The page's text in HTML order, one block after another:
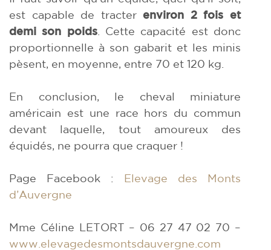
est capable de tracter environ 2 fois et
demi son poids. Cette capacité est donc
proportionnelle à son gabarit et les minis
pèsent, en moyenne, entre 70 et 120 kg.
En conclusion, le cheval miniature
américain est une race hors du commun
devant laquelle, tout amoureux des
équidés, ne pourra que craquer !
Page Facebook : Elevage des Monts
d’Auvergne
Mme Céline LETORT – 06 27 47 02 70 –
www.elevagedesmontsdauvergne.com